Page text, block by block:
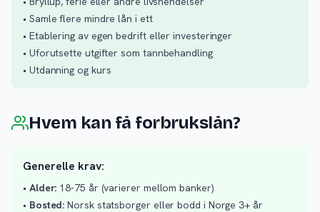
• Samle flere mindre lån i ett
• Etablering av egen bedrift eller investeringer
• Uforutsette utgifter som tannbehandling
• Utdanning og kurs
Hvem kan få forbrukslån?
Generelle krav:
• Alder: 18-75 år (varierer mellom banker)
• Bosted: Norsk statsborger eller bodd i Norge 3+ år